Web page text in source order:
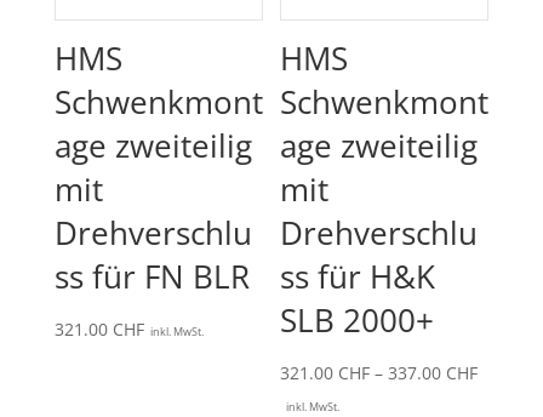
HMS
Schwenkmont
age zweiteilig
mit
Drehverschlu
ss für FN BLR
321.00 CHF inkl. MwSt.
HMS
Schwenkmont
age zweiteilig
mit
Drehverschlu
ss für H&K
SLB 2000+
321.00 CHF –337.00 CHF
inkl. MwSt.